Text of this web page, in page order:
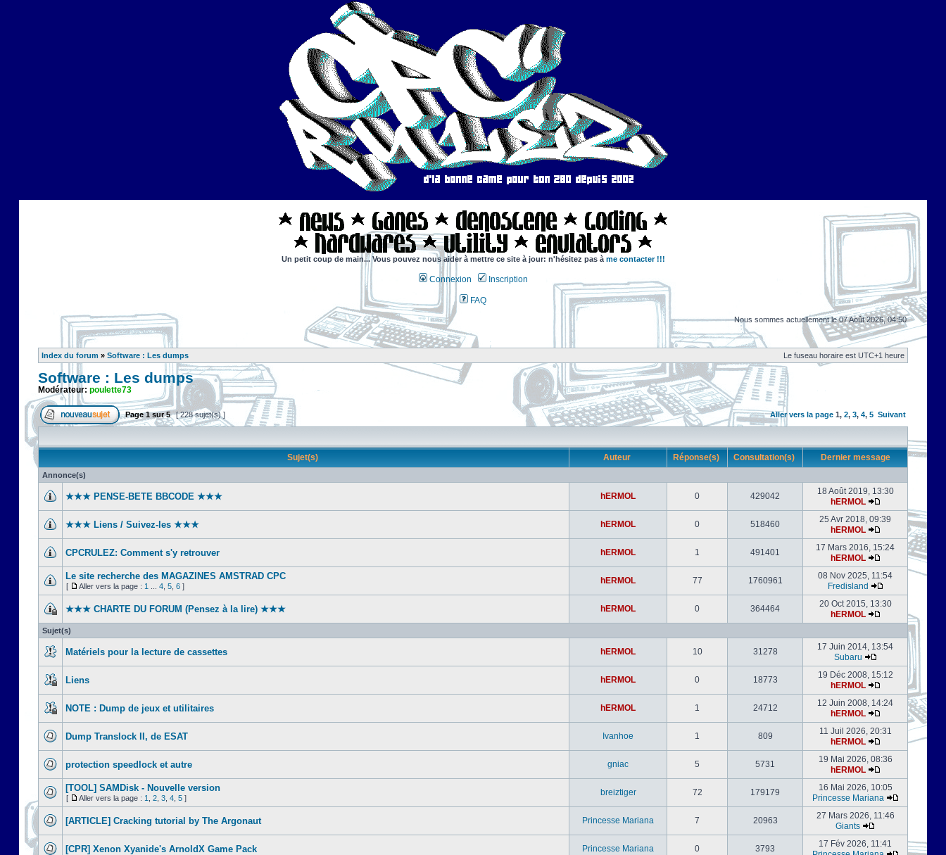
Un petit coup de main... Vous pouvez nous aider à mettre ce site à jour: n'hésitez pas à me contacter !!!
Connexion Inscription
FAQ
Nous sommes actuellement le 07 Août 2026, 04:50
Index du forum » Software : Les dumps Le fuseau horaire est UTC+1 heure
Software : Les dumps
Modérateur: poulette73
Page1sur5 [ 228 sujet(s) ] Aller vers la page 1, 2, 3, 4, 5 Suivant
Sujet(s) Auteur Réponse(s) Consultation(s) Dernier message
Annonce(s)
★★★ PENSE-BETE BBCODE ★★★ hERMOL 0 429042
18 Août 2019, 13:30
hERMOL
★★★ Liens / Suivez-les ★★★ hERMOL 0 518460
25 Avr 2018, 09:39
hERMOL
CPCRULEZ: Comment s'y retrouver‎ hERMOL 1 491401
17 Mars 2016, 15:24
hERMOL
Le site recherche des MAGAZINES AMSTRAD CPC
[ Aller vers la page : 1 4 5 6 ]
hERMOL 77 1760961
08 Nov 2025, 11:54
Fredisland
★★★ CHARTE DU FORUM (Pensez à la lire) ★★★ hERMOL 0 364464
20 Oct 2015, 13:30
hERMOL
Sujet(s)
Matériels pour la lecture de cassettes hERMOL 10 31278
17 Juin 2014, 13:54
Subaru
Liens hERMOL 0 18773
19 Déc 2008, 15:12
hERMOL
NOTE : Dump de jeux et utilitaires hERMOL 1 24712
12 Juin 2008, 14:24
hERMOL
Dump Translock II, de ESAT Ivanhoe 1 809
11 Juil 2026, 20:31
hERMOL
protection speedlock et autre gniac 5 5731
19 Mai 2026, 08:36
hERMOL
[TOOL] SAMDisk - Nouvelle version
[ Aller vers la page : 1 2 3 4 5 ]
breiztiger 72 179179
16 Mai 2026, 10:05
Princesse Mariana
[ARTICLE] Cracking tutorial by The Argonaut Princesse Mariana 7 20963
27 Mars 2026, 11:46
Giants
[CPR] Xenon Xyanide's ArnoldX Game Pack Princesse Mariana 0 3793
17 Fév 2026, 11:41